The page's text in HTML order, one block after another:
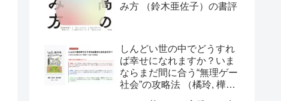
み方 （鈴木亜佐子）の書評
しんどい世の中でどうすれ
ば幸せになれますか？いま
ならまだ間に合う“無理ゲー
社会”の攻略法 （橘玲, 樺山